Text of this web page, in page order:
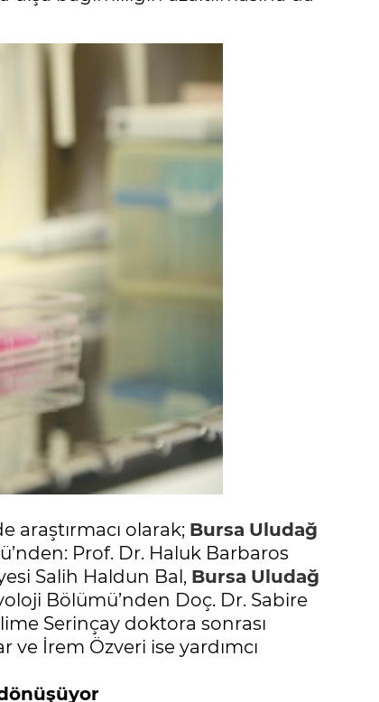
araştırmacı olarak; Bursa Uludağ
Prof. Dr. Haluk Barbaros
Salih Haldun Bal, Bursa Uludağ
Bölümü’nden Doç. Dr. Sabire
Serinçay doktora sonrası
İrem Özveri ise yardımcı